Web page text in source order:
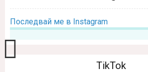
Последвай ме в Instagram
TikTok